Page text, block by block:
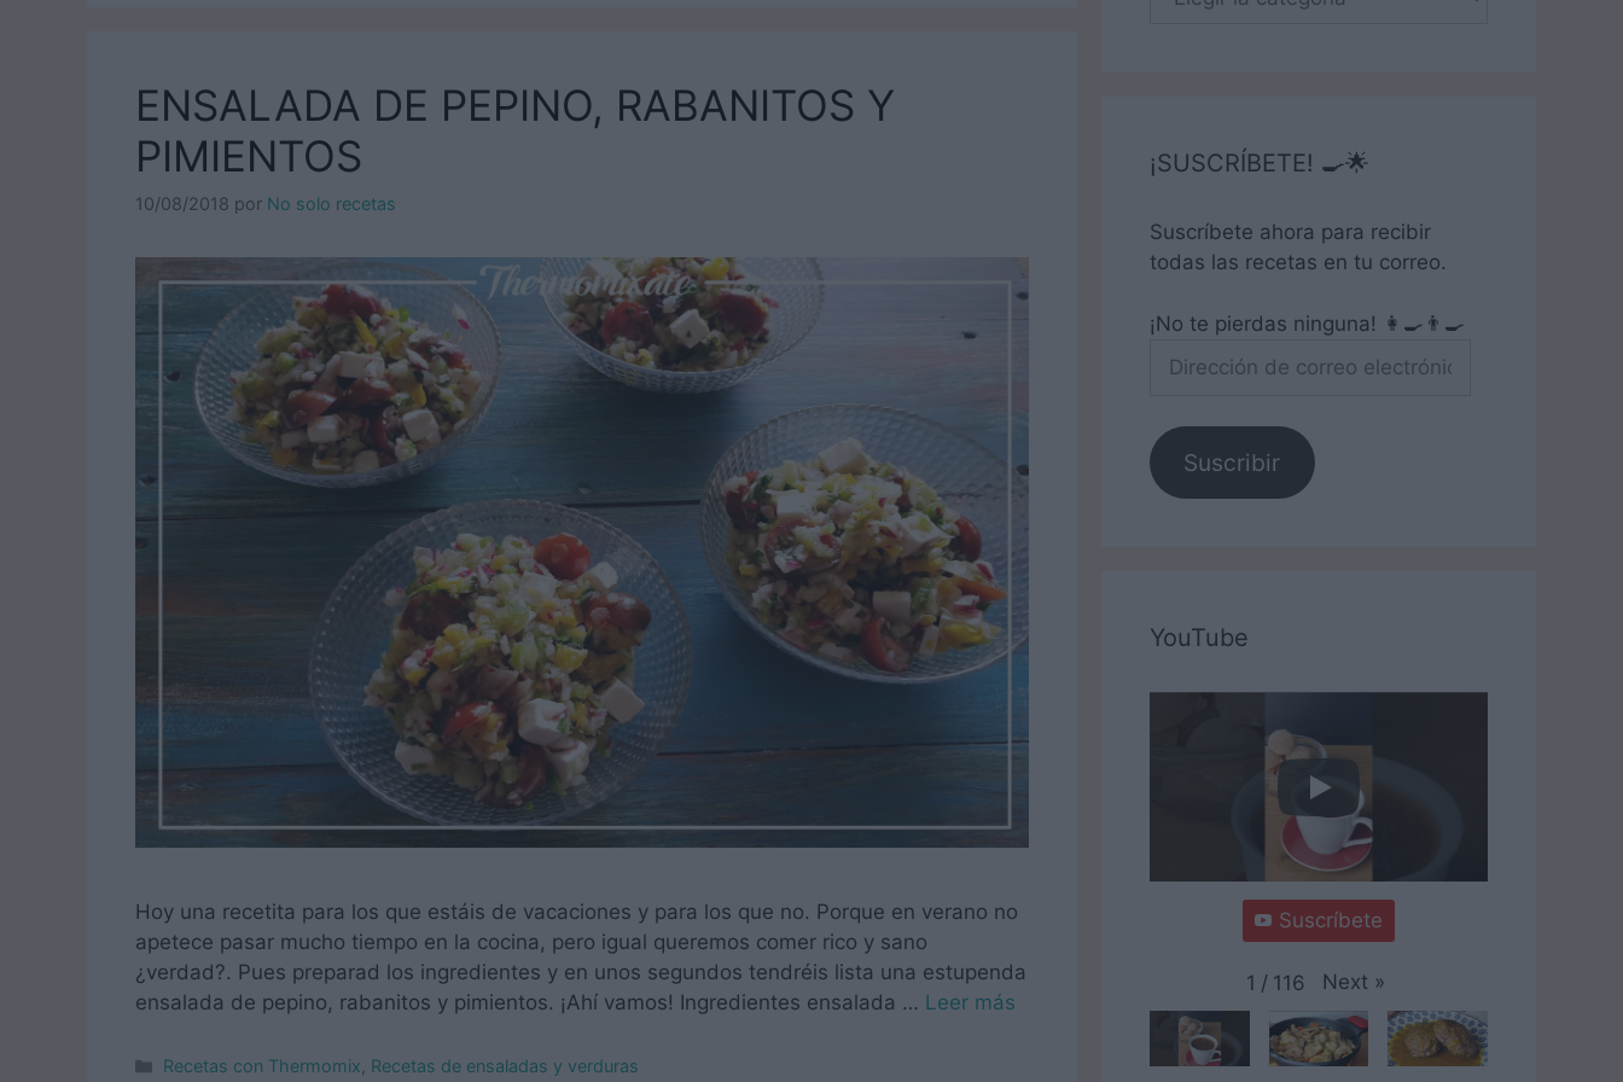
ENSALADA DE PEPINO, RABANITOS Y
PIMIENTOS
10/08/2018 por No solo recetas
Hoy una recetita para los que estáis de vacaciones y para los que no. Porque en verano no
apetece pasar mucho tiempo en la cocina, pero igual queremos comer rico y sano
¿verdad?. Pues preparad los ingredientes y en unos segundos tendréis lista una estupenda
ensalada de pepino, rabanitos y pimientos. ¡Ahí vamos! Ingredientes ensalada … Leer más
Categorías
Recetas con Thermomix Recetas de ensaladas y verduras
¡SUSCRÍBETE! 🍳🌟
Suscríbete ahora para recibir
todas las recetas en tu correo.
¡No te pierdas ninguna! 👩‍🍳👨‍🍳
de
electrónico
Suscribir
YouTube
Suscríbete
1 / 116 Next »